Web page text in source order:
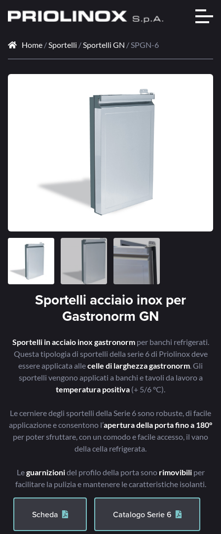
Home /Sportelli /Sportelli GN / SPGN-6
Sportelli acciaio inox per
Gastronorm GN
Sportelli in acciaio inox gastronormper banchi refrigerati.
Questa tipologia di sportelli della serie 6 di Priolinox deve
essere applicata allecelle di larghezza gastronorm. Gli
sportelli vengono applicati a banchi e tavoli da lavoro a
temperatura positiva (+ 5/6 °C).
Le cerniere degli sportelli della Serie 6 sono robuste, di facile
applicazione e consentono l’apertura della porta fino a 180°
per poter sfruttare, con un comodo e facile accesso, il vano
della cella refrigerata.
Leguarnizionidel profilo della porta sono rimovibiliper
facilitare la pulizia e mantenere le caratteristiche isolanti.
Scheda Catalogo Serie 6